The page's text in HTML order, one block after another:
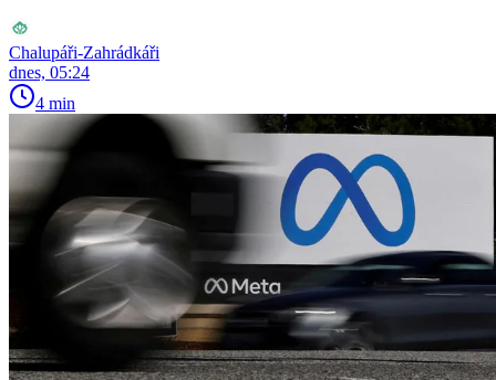
Chalupáři-Zahrádkáři
dnes, 05:24
4 min